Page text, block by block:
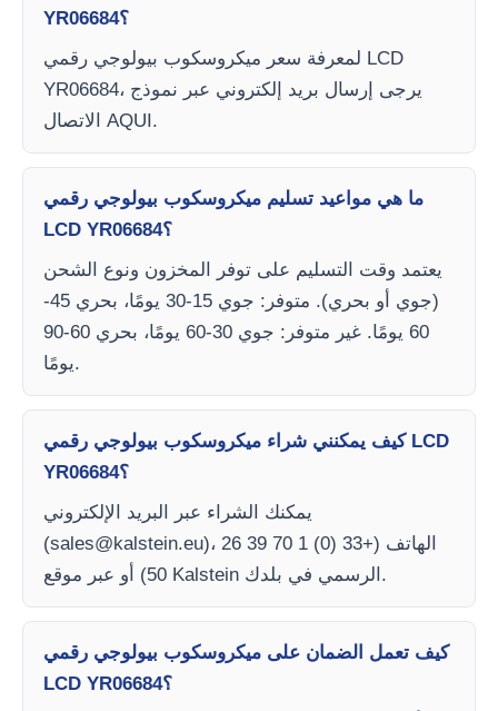
YR06684؟
لمعرفة سعر ميكروسكوب بيولوجي رقمي LCD
YR06684، يرجى إرسال بريد إلكتروني عبر نموذج
الاتصال AQUI.
ما هي مواعيد تسليم ميكروسكوب بيولوجي رقمي
LCD YR06684؟
يعتمد وقت التسليم على توفر المخزون ونوع الشحن
(جوي أو بحري). متوفر: جوي 15-30 يومًا، بحري 45-
60 يومًا. غير متوفر: جوي 30-60 يومًا، بحري 60-90
يومًا.
كيف يمكنني شراء ميكروسكوب بيولوجي رقمي LCD
YR06684؟
يمكنك الشراء عبر البريد الإلكتروني
(sales@kalstein.eu)، الهاتف (+33 (0) 1 70 39 26
50) أو عبر موقع Kalstein الرسمي في بلدك.
كيف تعمل الضمان على ميكروسكوب بيولوجي رقمي
LCD YR06684؟